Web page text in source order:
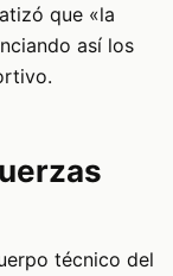
que «la
así los
técnico del